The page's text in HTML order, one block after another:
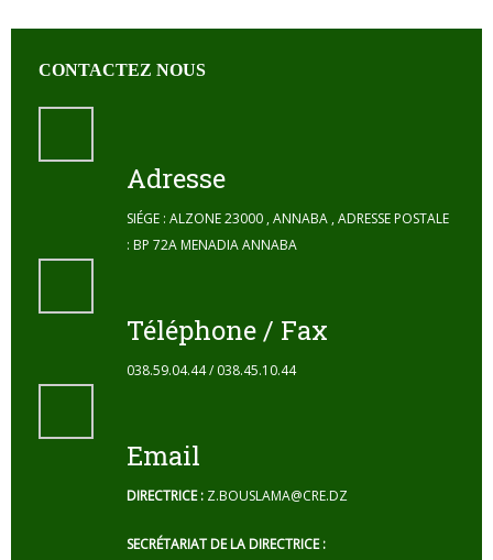
CONTACTEZ NOUS
Adresse
SIÉGE : ALZONE 23000 , ANNABA , ADRESSE POSTALE
: BP 72A MENADIA ANNABA
Téléphone / Fax
038.59.04.44 / 038.45.10.44
Email
DIRECTRICE : Z.BOUSLAMA@CRE.DZ
SECRÉTARIAT DE LA DIRECTRICE :